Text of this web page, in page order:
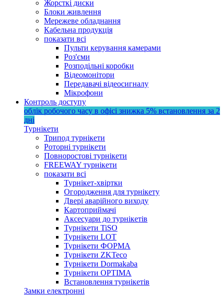
Жорсткі диски
Блоки живлення
Мережеве обладнання
Кабельна продукція
показати всі
Пульти керування камерами
Роз'єми
Розподільні коробки
Відеомонітори
Передавачі відеосигналу
Мікрофони
Контроль доступу
облік робочого часу в офісі знижка 5% встановлення за 2
дні
Турнікети
Трипод турнікети
Роторні турнікети
Повноростові турнікети
FREEWAY турнікети
показати всі
Турнікет-хвіртки
Огородження для турнікету
Двері аварійного виходу
Картоприймачі
Аксесуари до турнікетів
Турнікети TiSO
Турнікети LOT
Турнікети ФОРМА
Турнікети ZKTeco
Турнікети Dormakaba
Турнікети OPTIMA
Встановлення турнікетів
Замки електронні